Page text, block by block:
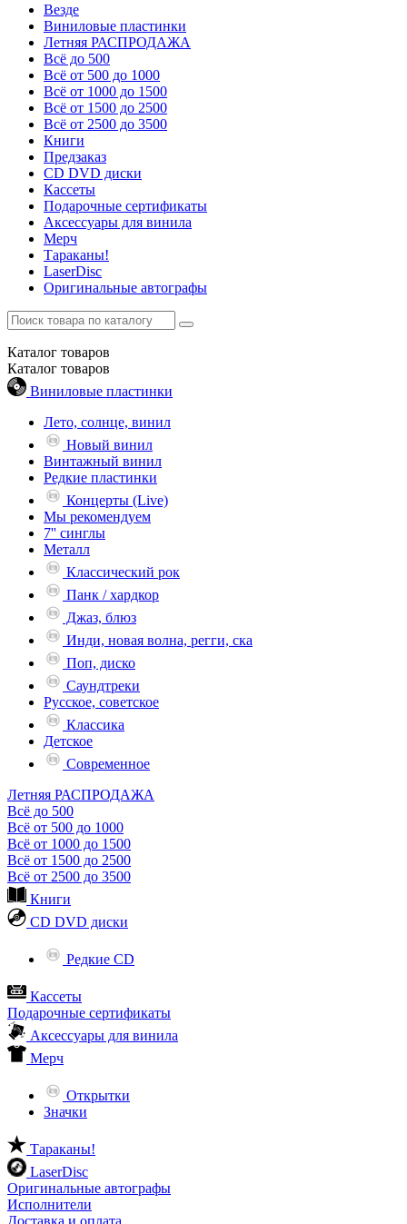
Везде
Виниловые пластинки
Летняя РАСПРОДАЖА
Всё до 500
Всё от 500 до 1000
Всё от 1000 до 1500
Всё от 1500 до 2500
Всё от 2500 до 3500
Книги
Предзаказ
CD DVD диски
Кассеты
Подарочные сертификаты
Аксессуары для винила
Мерч
Тараканы!
LaserDisc
Оригинальные автографы
Каталог товаров
Каталог товаров
Виниловые пластинки
Лето, солнце, винил
Новый винил
Винтажный винил
Редкие пластинки
Концерты (Live)
Мы рекомендуем
7'' синглы
Металл
Классический рок
Панк / хардкор
Джаз, блюз
Инди, новая волна, регги, ска
Поп, диско
Саундтреки
Русское, советское
Классика
Детское
Современное
Летняя РАСПРОДАЖА
Всё до 500
Всё от 500 до 1000
Всё от 1000 до 1500
Всё от 1500 до 2500
Всё от 2500 до 3500
Книги
CD DVD диски
Редкие CD
Кассеты
Подарочные сертификаты
Аксессуары для винила
Мерч
Открытки
Значки
Тараканы!
LaserDisc
Оригинальные автографы
Исполнители
Доставка и оплата